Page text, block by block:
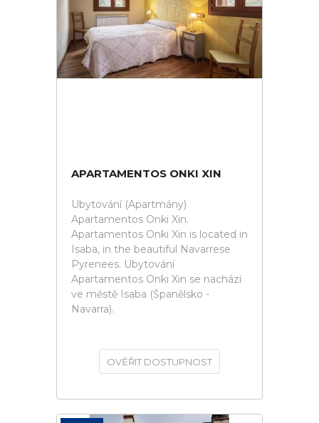
APARTAMENTOS ONKI XIN
Ubytování (Apartmány)
Apartamentos Onki Xin.
Apartamentos Onki Xin is located in
Isaba, in the beautiful Navarrese
Pyrenees. Ubytování
Apartamentos Onki Xin se nachází
ve městě Isaba (Španělsko -
Navarra).
OVĚŘIT DOSTUPNOST